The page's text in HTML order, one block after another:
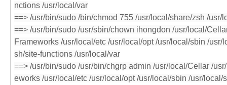
nctions /usr/local/var
==> /usr/bin/sudo /bin/chmod 755 /usr/local/share/zsh /usr/
==> /usr/bin/sudo /usr/sbin/chown ihongdon /usr/local/
Frameworks /usr/local/etc /usr/local/opt /usr/local/sbin /
sh/site-functions /usr/local/var
==> /usr/bin/sudo /usr/bin/chgrp admin /usr/local/Cellar /
eworks /usr/local/etc /usr/local/opt /usr/local/sbin /usr/local/